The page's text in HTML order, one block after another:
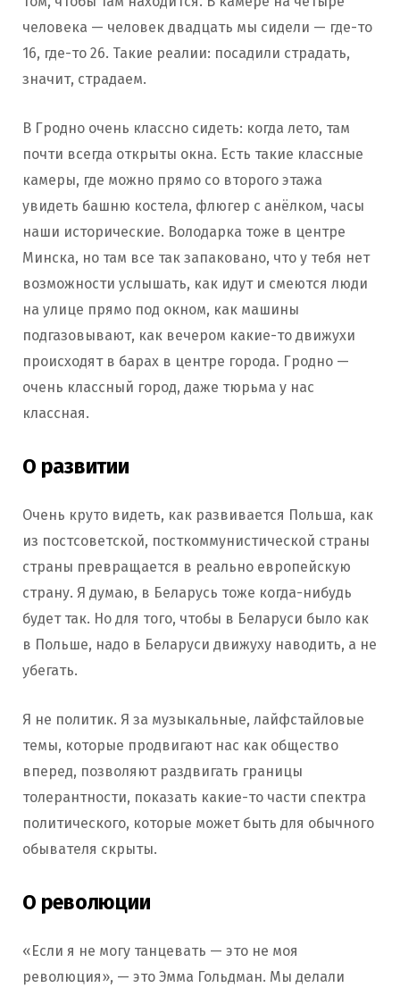
человека — человек двадцать мы сидели — где-то
16, где-то 26. Такие реалии: посадили страдать,
значит, страдаем.
В Гродно очень классно сидеть: когда лето, там
почти всегда открыты окна. Есть такие классные
камеры, где можно прямо со второго этажа
увидеть башню костела, флюгер с анёлком, часы
наши исторические. Володарка тоже в центре
Минска, но там все так запаковано, что у тебя нет
возможности услышать, как идут и смеются люди
на улице прямо под окном, как машины
подгазовывают, как вечером какие-то движухи
происходят в барах в центре города. Гродно —
очень классный город, даже тюрьма у нас
классная.
О развитии
Очень круто видеть, как развивается Польша, как
из постсоветской, посткоммунистической страны
страны превращается в реально европейскую
страну. Я думаю, в Беларусь тоже когда-нибудь
будет так. Но для того, чтобы в Беларуси было как
в Польше, надо в Беларуси движуху наводить, а не
убегать.
Я не политик. Я за музыкальные, лайфстайловые
темы, которые продвигают нас как общество
вперед, позволяют раздвигать границы
толерантности, показать какие-то части спектра
политического, которые может быть для обычного
обывателя скрыты.
О революции
«Если я не могу танцевать — это не моя
революция», — это Эмма Гольдман. Мы делали